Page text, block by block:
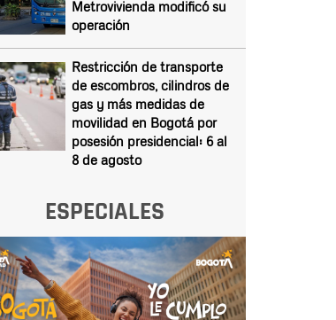
Metrovivienda modificó su
operación
Restricción de transporte
de escombros, cilindros de
gas y más medidas de
movilidad en Bogotá por
posesión presidencial: 6 al
8 de agosto
ESPECIALES